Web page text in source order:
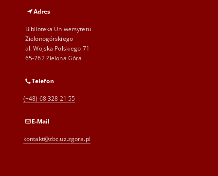
Adres
Biblioteka Uniwersytetu
Zielonogórskiego
al. Wojska Polskiego 71
65-762 Zielona Góra
Telefon
(+48) 68 328 21 55
E-Mail
kontakt@zbc.uz.zgora.pl